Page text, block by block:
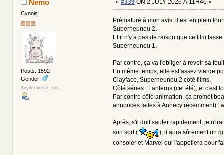
Nemo
Cynois
Posts: 1592
Gender:
Snyder-verse, snif...
« #339ON 2 JULY 2026 À 11H46 »
Prématuré à mon avis, il est en plein
Superneuneu 2.
Et il n'y a pas de raison que ce film
Superneuneu 1.
Par contre, ça va l'obliger à revoir sa
En même temps, elle est assez vierge
Clayface, Superneuneu 2 côté films.
Côté séries : Lanterns (cet été), et c'est
Par contre côté animation, ça promet
annonces faites à Annecy récemment) :
Après, s'il doit sauter rapidement, je
son sort (
), il aura sûrement un
consoler et Marvel qui l'appellera pour